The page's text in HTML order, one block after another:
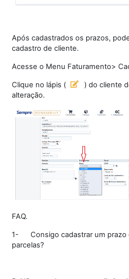
Após cadastrados os prazos,
cadastro de cliente.
Acesse o Menu Faturamento>
Clique no lápis (
) do cliente
alteração.
FAQ.
1- Consigo cadastrar um prazo
parcelas?